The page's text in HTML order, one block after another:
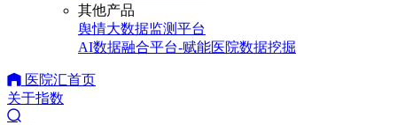
其他产品
舆情大数据监测平台
AI数据融合平台-赋能医院数据挖掘
医院汇首页
关于指数